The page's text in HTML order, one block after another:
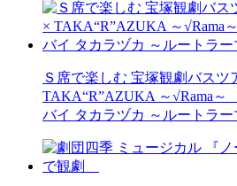
Ｓ席で楽しむ 宝塚観劇バス
TAKA“R”AZUKA ～√Rama～
バイ タカラヅカ ～ルートラー